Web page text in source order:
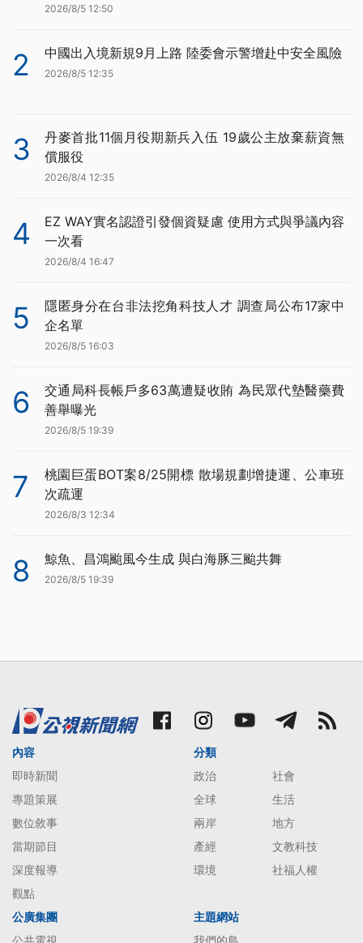
2026/8/5 12:50
2 中國出入境新規9月上路 陸委會示警增赴中安全風險
2026/8/5 12:35
3
丹麥首批11個月役期新兵入伍 19歲公主放棄薪資無
償服役
2026/8/4 12:35
4
EZ WAY實名認證引發個資疑慮 使用方式與爭議內容
一次看
2026/8/4 16:47
5
隱匿身分在台非法挖角科技人才 調查局公布17家中
企名單
2026/8/5 16:03
6
交通局科長帳戶多63萬遭疑收賄 為民眾代墊醫藥費
善舉曝光
2026/8/5 19:39
7
桃園巨蛋BOT案8/25開標 散場規劃增捷運、公車班
次疏運
2026/8/3 12:34
8 鯨魚、昌鴻颱風今生成 與白海豚三颱共舞
2026/8/5 19:39
內容
即時新聞
專題策展
數位敘事
當期節目
深度報導
觀點
分類
政治
社會
全球
生活
兩岸
地方
產經
文教科技
環境
社福人權
公廣集團
公共電視
主題網站
我們的島